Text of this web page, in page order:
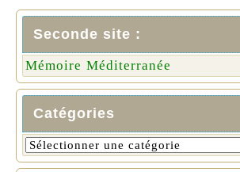
Seconde site :
Mémoire Méditerranée
Catégories